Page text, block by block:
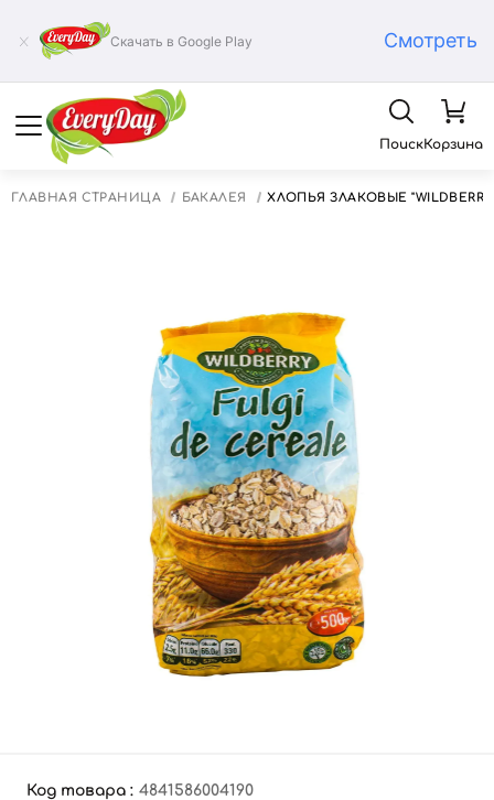
Скачать в Google Play Смотреть
ПоискКорзина
ГЛАВНАЯ СТРАНИЦА БАКАЛЕЯ ХЛОПЬЯ ЗЛАКОВЫЕ
Код товара : 4841586004190